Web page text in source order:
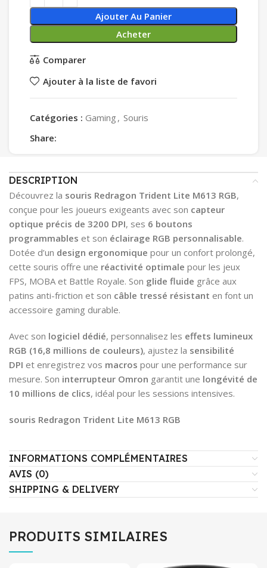
Ajouter Au Panier
Acheter
Comparer
Ajouter à la liste de favori
Catégories : Gaming , Souris
Share:
DESCRIPTION
Découvrez la souris Redragon Trident Lite M613 RGB,
conçue pour les joueurs exigeants avec son capteur
optique précis de 3200 DPI, ses 6 boutons
programmables et son éclairage RGB personnalisable.
Dotée d’un design ergonomique pour un confort prolongé,
cette souris offre une réactivité optimale pour les jeux
FPS, MOBA et Battle Royale. Son glide fluide grâce aux
patins anti-friction et son câble tressé résistant en font un
accessoire gaming durable.
Avec son logiciel dédié, personnalisez les effets lumineux
RGB (16,8 millions de couleurs), ajustez la sensibilité
DPI et enregistrez vos macros pour une performance sur
mesure. Son interrupteur Omron garantit une longévité de
10 millions de clics, idéal pour les sessions intensives.
souris Redragon Trident Lite M613 RGB
INFORMATIONS COMPLÉMENTAIRES
AVIS (0)
SHIPPING & DELIVERY
PRODUITS SIMILAIRES